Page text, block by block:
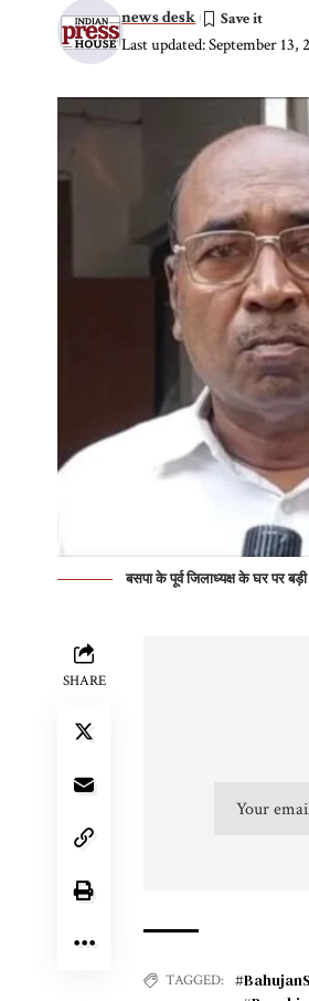
Last updated: September 13,
news desk
बसपा के पूर्व जिलाध्यक्ष के घर पर बड़ी
SHARE
TAGGED: